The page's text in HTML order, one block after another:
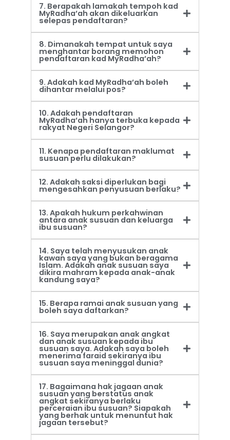
7. Berapakah lamakah tempoh kad
MyRadha’ah akan dikeluarkan
selepas pendaftaran?
8. Dimanakah tempat untuk saya
menghantar borang memohon
pendaftaran kad MyRadha’ah?
9. Adakah kad MyRadha’ah boleh
dihantar melalui pos?
10. Adakah pendaftaran
MyRadha’ah hanya terbuka kepada
rakyat Negeri Selangor?
11. Kenapa pendaftaran maklumat
susuan perlu dilakukan?
12. Adakah saksi diperlukan bagi
mengesahkan penyusuan berlaku?
13. Apakah hukum perkahwinan
antara anak susuan dan keluarga
ibu susuan?
14. Saya telah menyusukan anak
kawan saya yang bukan beragama
Islam. Adakah anak susuan saya
dikira mahram kepada anak-anak
kandung saya?
15. Berapa ramai anak susuan yang
boleh saya daftarkan?
16. Saya merupakan anak angkat
dan anak susuan kepada ibu
susuan saya. Adakah saya boleh
menerima faraid sekiranya ibu
susuan saya meninggal dunia?
17. Bagaimana hak jagaan anak
susuan yang berstatus anak
angkat sekiranya berlaku
perceraian ibu susuan? Siapakah
yang berhak untuk menuntut hak
jagaan tersebut?